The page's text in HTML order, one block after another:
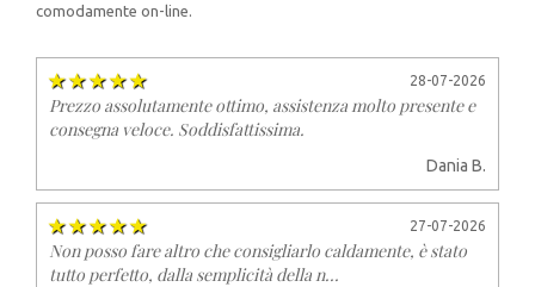
comodamente on-line.
28-07-2026
Prezzo assolutamente ottimo, assistenza molto presente e
consegna veloce. Soddisfattissima.
Dania B.
27-07-2026
Non posso fare altro che consigliarlo caldamente, è stato
tutto perfetto, dalla semplicità della n...